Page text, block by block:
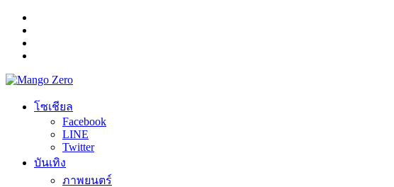
โซเชียล
Facebook
LINE
Twitter
บันเทิง
ภาพยนตร์